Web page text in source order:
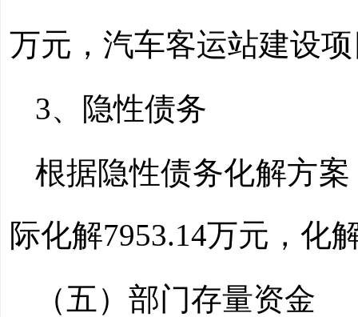
万元，汽车客运站建设
3、
隐性债务
根据隐性债务化解方
际化解7953.14万元，化
（五）部门存量资金